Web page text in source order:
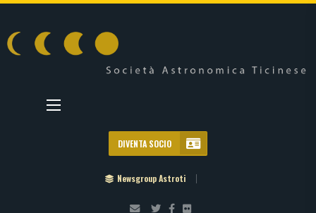
DIVENTA SOCIO
Newsgroup Astroti